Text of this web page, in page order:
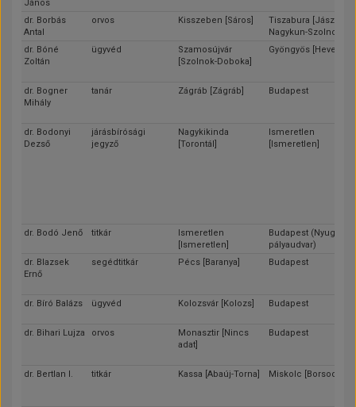
János
dr. Borbás
Antal
orvos Kisszeben [Sáros]
Tiszabura [Jász-
Nagykun-Szolnok]
dr. Bóné
Zoltán
ügyvéd
Szamosújvár
[Szolnok-Doboka]
Gyöngyös [Heves]
dr. Bogner
Mihály
tanár Zágráb [Zágráb] Budapest
dr. Bodonyi
Dezső
járásbírósági
jegyző
Nagykikinda
[Torontál]
Ismeretlen
[Ismeretlen]
dr. Bodó Jenő titkár
Ismeretlen
[Ismeretlen]
Budapest (Nyugati
pályaudvar)
dr. Blazsek
Ernő
segédtitkár Pécs [Baranya] Budapest
dr. Bíró Balázs ügyvéd Kolozsvár [Kolozs] Budapest
dr. Bihari Lujza orvos
Monasztir [Nincs
adat]
Budapest
dr. Bertlan I. titkár Kassa [Abaúj-Torna] Miskolc [Borsod]